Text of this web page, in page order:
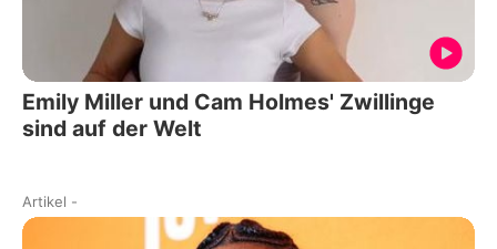
Emily Miller und Cam Holmes' Zwillinge
sind auf der Welt
Artikel -